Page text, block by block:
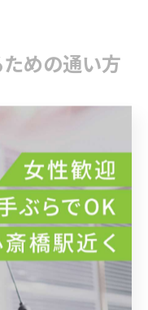
めの通い方
く続ける秘訣
けるためには、自
ジム選びが重要で
セスしやすいジムが
れる利便性が魅力
「自分に合ったサ
ます。
ウンセリングや、一